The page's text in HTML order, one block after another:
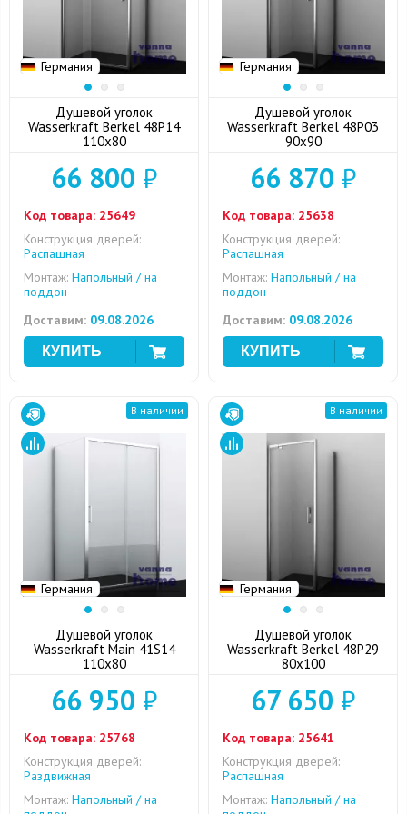
Германия
Душевой уголок
Wasserkraft Berkel 48P14
110x80
66 800 ₽
Код товара: 25649
Конструкция дверей:
Распашная
Монтаж: Напольный / на
поддон
Доставим: 09.08.2026
Германия
Душевой уголок
Wasserkraft Berkel 48P03
90x90
66 870 ₽
Код товара: 25638
Конструкция дверей:
Распашная
Монтаж: Напольный / на
поддон
Доставим: 09.08.2026
Германия
В наличии
Душевой уголок
Wasserkraft Main 41S14
110x80
66 950 ₽
Код товара: 25768
Конструкция дверей:
Раздвижная
Монтаж: Напольный / на
Германия
В наличии
Душевой уголок
Wasserkraft Berkel 48P29
80x100
67 650 ₽
Код товара: 25641
Конструкция дверей:
Распашная
Монтаж: Напольный / на